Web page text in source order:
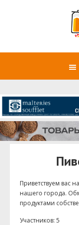
Приветствуем ваc
нашего города.
продуктами
Участников: 5